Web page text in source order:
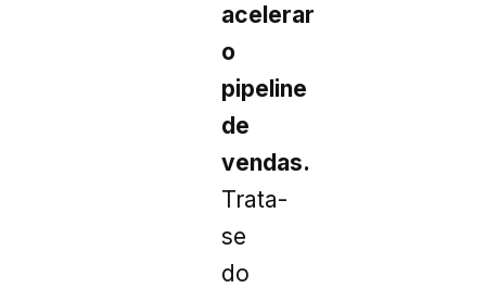
acelerar
o
pipeline
de
vendas.
Trata-
se
do